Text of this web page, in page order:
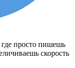
просто пишешь
скорость